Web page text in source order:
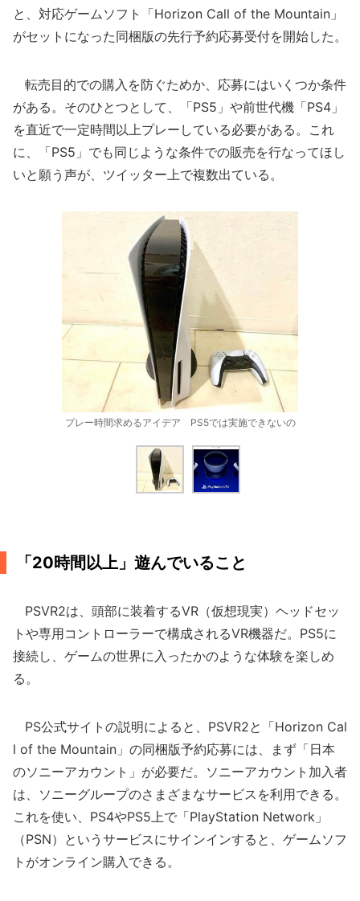
と、対応ゲームソフト「Horizon Call of the Mountain」
がセットになった同梱版の先行予約応募受付を開始した。
転売目的での購入を防ぐためか、応募にはいくつか条件
がある。そのひとつとして、「PS5」や前世代機「PS4」
を直近で一定時間以上プレーしている必要がある。これ
に、「PS5」でも同じような条件での販売を行なってほし
いと願う声が、ツイッター上で複数出ている。
プレー時間求めるアイデア PS5では実施できないの
「20時間以上」遊んでいること
PSVR2は、頭部に装着するVR（仮想現実）ヘッドセッ
トや専用コントローラーで構成されるVR機器だ。PS5に
接続し、ゲームの世界に入ったかのような体験を楽しめ
る。
PS公式サイトの説明によると、PSVR2と「Horizon Cal
l of the Mountain」の同梱版予約応募には、まず「日本
のソニーアカウント」が必要だ。ソニーアカウント加入者
は、ソニーグループのさまざまなサービスを利用できる。
これを使い、PS4やPS5上で「PlayStation Network」
（PSN）というサービスにサインインすると、ゲームソフ
トがオンライン購入できる。